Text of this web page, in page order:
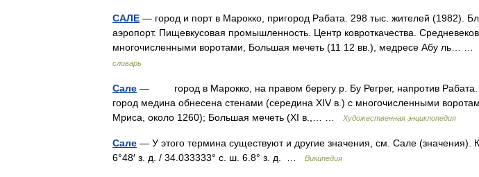
САЛЕ — город и порт в Марокко, пригород Рабата. 298 тыс. жителей (1982).
аэропорт. Пищевкусовая промышленность. Центр ковроткачества.
многочисленными воротами, Большая мечеть (11 12 вв.), медресе Абу ль… …
словарь
Сале — город в Марокко, на правом берегу р. Бу Регрег, напротив Рабата.
город медина обнесена стенами (середина XIV в.) с многочисленными
Мриса, около 1260); Большая мечеть (XI в.,… …
Художественная энциклопедия
Сале — У этого термина существуют и другие значения, см. Сале (значения).
6°48′ з. д. / 34.033333° с. ш. 6.8° з. д. …
Википедия